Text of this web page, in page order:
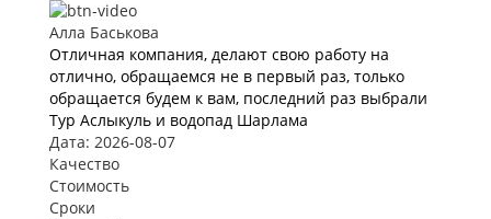
Алла Баськова
Отличная компания, делают свою работу на
отлично, обращаемся не в первый раз, только
обращается будем к вам, последний раз выбрали
Тур Аслыкуль и водопад Шарлама
Дата: 2026-08-07
Качество
Стоимость
Сроки